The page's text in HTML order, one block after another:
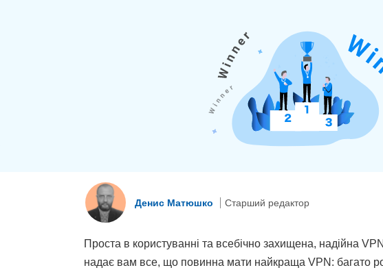
Денис Матюшко Старший редактор
Проста в користуванні та всебічно захищена, надійна
надає вам все, що повинна мати найкраща VPN: багато